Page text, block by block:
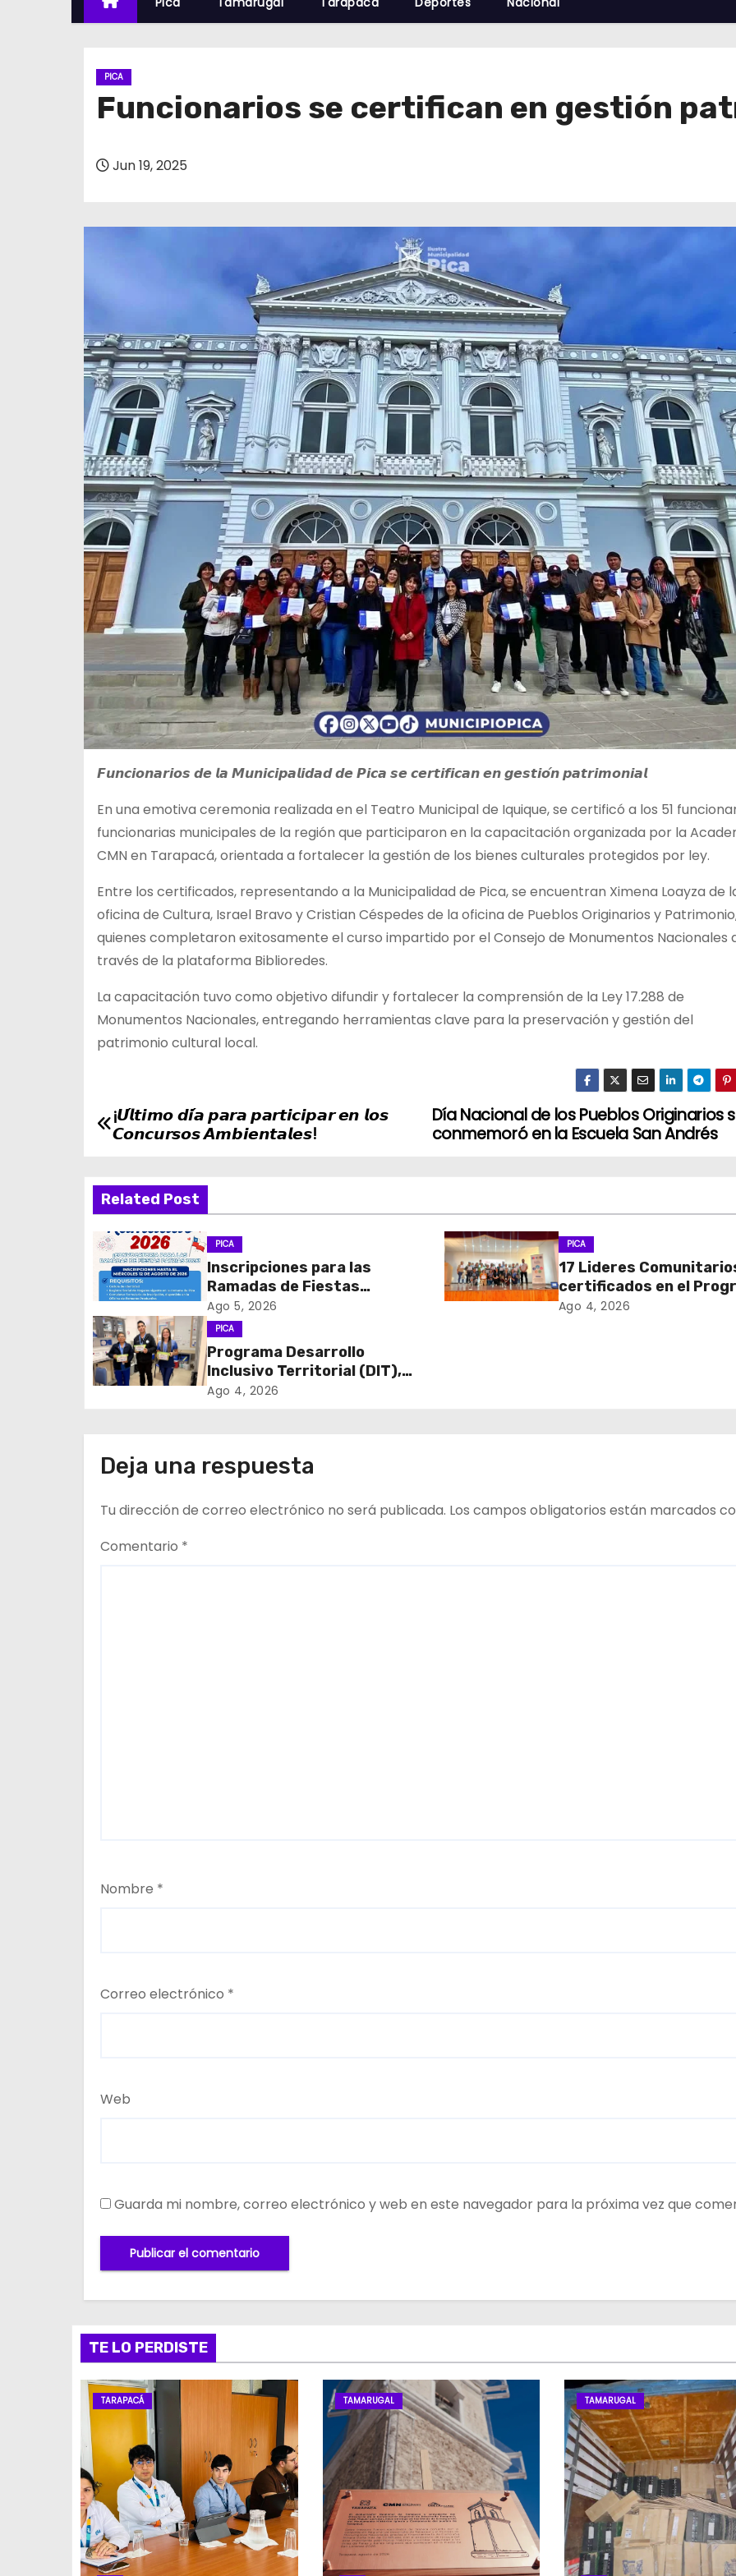
PICA
Funcionarios se certifican en gestión
Jun 19, 2025
𝙁𝙪𝙣𝙘𝙞𝙤𝙣𝙖𝙧𝙞𝙤𝙨 𝙙𝙚 𝙡𝙖 𝙈𝙪𝙣𝙞𝙘𝙞𝙥𝙖𝙡𝙞𝙙𝙖𝙙 𝙙𝙚 𝙋𝙞𝙘𝙖 𝙨𝙚 𝙘𝙚𝙧𝙩𝙞𝙛𝙞𝙘𝙖𝙣 𝙚𝙣 𝙜𝙚𝙨𝙩𝙞𝙤́𝙣 𝙥𝙖𝙩𝙧𝙞𝙢𝙤𝙣𝙞𝙖𝙡
En una emotiva ceremonia realizada en el Teatro Municipal de Iquique, se certificó a los 51
funcionarias municipales de la región que participaron en la capacitación organizada por la
CMN en Tarapacá, orientada a fortalecer la gestión de los bienes culturales protegidos por ley.
Entre los certificados, representando a la Municipalidad de Pica, se encuentran Ximena Loayza de
oficina de Cultura, Israel Bravo y Cristian Céspedes de la oficina de Pueblos Originarios y
quienes completaron exitosamente el curso impartido por el Consejo de Monumentos Nacionales
través de la plataforma Biblioredes.
La capacitación tuvo como objetivo difundir y fortalecer la comprensión de la Ley 17.288 de
Monumentos Nacionales, entregando herramientas clave para la preservación y gestión del
patrimonio cultural local.
N
v
e
g
a
c
i
d
e
e
Día Nacional de los Pueblos Originarios
conmemoró en la Escuela San Andrés
¡𝙐́𝙡𝙩𝙞𝙢𝙤 𝙙𝙞́𝙖 𝙥𝙖𝙧𝙖 𝙥𝙖𝙧𝙩𝙞𝙘𝙞𝙥𝙖𝙧 𝙚𝙣 𝙡𝙤𝙨
𝘾𝙤𝙣𝙘𝙪𝙧𝙨𝙤𝙨 𝘼𝙢𝙗𝙞𝙚𝙣𝙩𝙖𝙡𝙚𝙨!
Related Post
PICA
Inscripciones para las
Ramadas de Fiestas
Patrias 2026
Ago 5, 2026
PICA
17 Lideres
certificados en el
MÁS AMA
Ago 4, 2026
PICA
Programa Desarrollo
Inclusivo Territorial (DIT),
realizó la entrega de Cajas
Marqués Vismara.
Ago 4, 2026
Deja una respuesta
Tu dirección de correo electrónico no será publicada. Los campos obligatorios están marcados
Comentario *
Nombre *
Correo electrónico *
Web
Guarda mi nombre, correo electrónico y web en este navegador para la próxima vez que
TE LO PERDISTE
TARAPACÁ TAMARUGAL TAMARUGAL